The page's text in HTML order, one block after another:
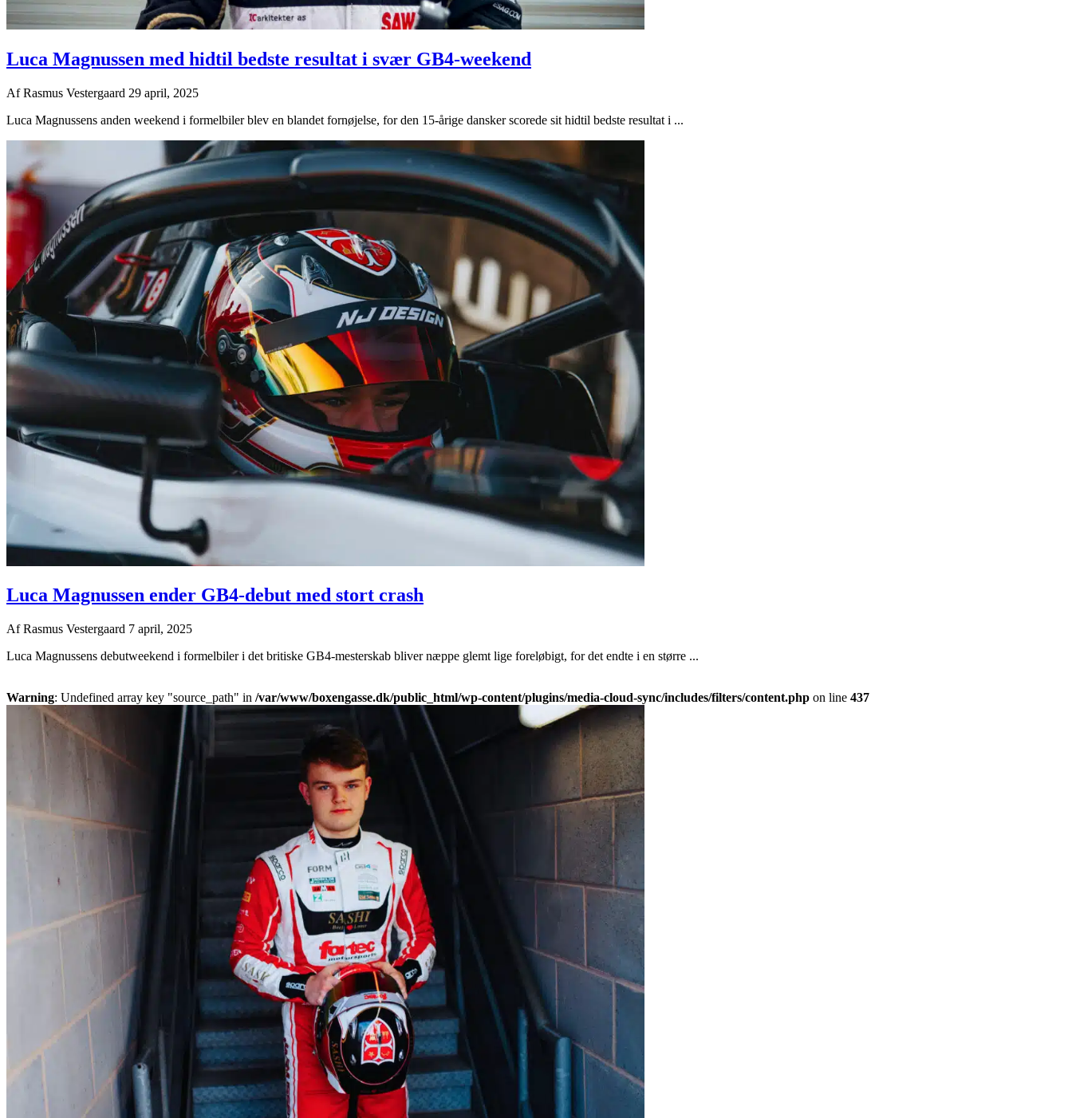
Luca Magnussen med hidtil bedste resultat i svær GB4-weekend
AfRasmus Vestergaard 29 april, 2025
Luca Magnussens anden weekend i formelbiler blev en blandet fornøjelse, for den 15-årige dansker scorede sit hidtil bedste resultat i ...
Luca Magnussen ender GB4-debut med stort crash
AfRasmus Vestergaard 7 april, 2025
Luca Magnussens debutweekend i formelbiler i det britiske GB4-mesterskab bliver næppe glemt lige foreløbigt, for det endte i en større ...
Warning: Undefined array key "source_path" in /var/www/boxengasse.dk/public_html/wp-content/plugins/media-cloud-sync/includes/filters/content.php on line 437